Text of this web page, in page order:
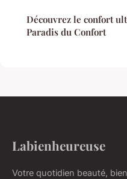
Découvrez le confort
Paradis du Confort
Labienheureuse
Votre quotidien beauté,